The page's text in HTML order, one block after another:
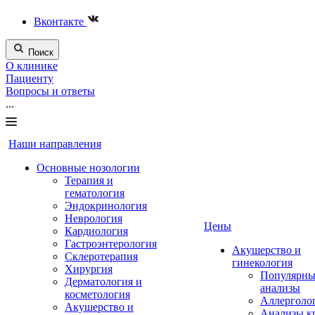
Вконтакте
Поиск
О клинике
Пациенту
Вопросы и ответы
...
Наши направления
Основные нозологии
Терапия и
гематология
Эндокринология
Неврология
Кардиология
Гастроэнтерология
Склеротерапия
Хирургия
Дерматология и
косметология
Акушерство и
Цены
Акушерство и
гинекология
анализы